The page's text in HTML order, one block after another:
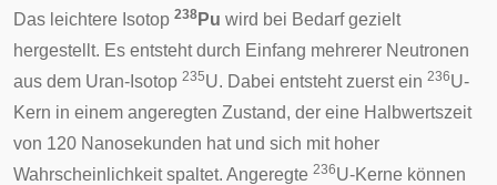
Das leichtere Isotop 238 Pu wird bei Bedarf gezielt
hergestellt. Es entsteht durch Einfang mehrerer Neutronen
aus dem Uran-Isotop 235U. Dabei entsteht zuerst ein 236U-
Kern in einem angeregten Zustand, der eine Halbwertszeit
von 120 Nanosekunden hat und sich mit hoher
Wahrscheinlichkeit spaltet. Angeregte 236U-Kerne können